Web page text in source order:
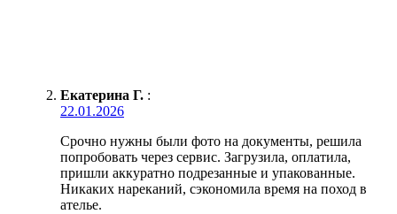
Екатерина Г. :
22.01.2026
Срочно нужны были фото на документы, решила
попробовать через сервис. Загрузила, оплатила,
пришли аккуратно подрезанные и упакованные.
Никаких нареканий, сэкономила время на поход в
ателье.